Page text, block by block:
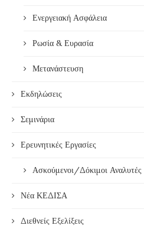
Ενεργειακή Ασφάλεια
Ρωσία & Ευρασία
Μετανάστευση
Εκδηλώσεις
Σεμινάρια
Ερευνητικές Εργασίες
Ασκούμενοι/Δόκιμοι Αναλυτές
Νέα ΚΕΔΙΣΑ
Διεθνείς Εξελίξεις